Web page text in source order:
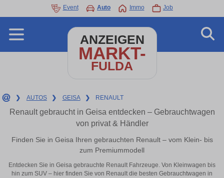
Event Auto Immo Job
ANZEIGEN
MARKT-
FULDA
❯ AUTOS ❯ GEISA ❯ RENAULT
Renault gebraucht in Geisa entdecken – Gebrauchtwagen
von privat & Händler
Finden Sie in Geisa Ihren gebrauchten Renault – vom Klein- bis
zum Premiummodell
Entdecken Sie in Geisa gebrauchte Renault Fahrzeuge. Von Kleinwagen bis
hin zum SUV – hier finden Sie von Renault die besten Gebrauchtwagen in